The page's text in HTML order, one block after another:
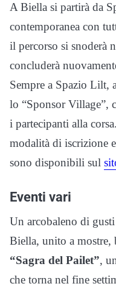
A Biella si partirà da
contemporanea con
il percorso si snoderà
concluderà
Sempre a Spazio Lilt,
lo “Sponsor Village”,
i partecipanti alla
modalità di iscrizione
sono disponibili sul
Eventi vari
Un arcobaleno di
Biella, unito a mostre,
“Sagra del Pailet”,
che torna nel fine